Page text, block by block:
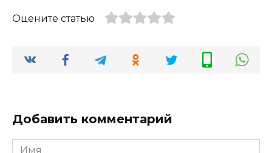
Оцените статью
Добавить комментарий
Имя